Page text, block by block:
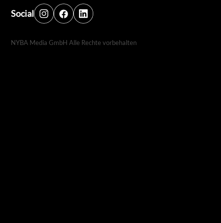
Social
NYBA Media GmbH Alle Rechte vorbehalten